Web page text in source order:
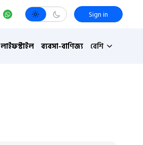
Sign in
লাইফস্টাইল ব্যবসা-বাণিজ্য বেশি